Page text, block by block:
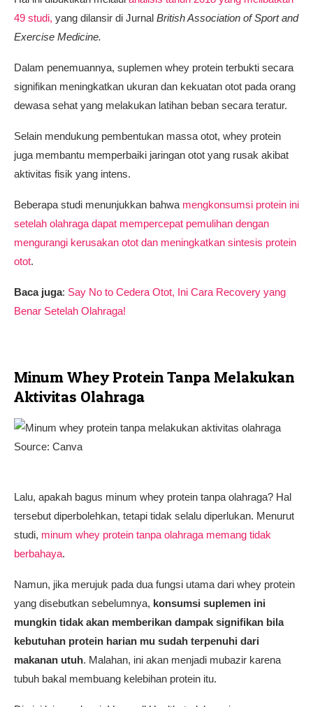
49 studi, yang dilansir di Jurnal British Association of Sport and
Exercise Medicine.
Dalam penemuannya, suplemen whey protein terbukti secara
signifikan meningkatkan ukuran dan kekuatan otot pada orang
dewasa sehat yang melakukan latihan beban secara teratur.
Selain mendukung pembentukan massa otot, whey protein
juga membantu memperbaiki jaringan otot yang rusak akibat
aktivitas fisik yang intens.
Beberapa studi menunjukkan bahwa mengkonsumsi protein ini
setelah olahraga dapat mempercepat pemulihan dengan
mengurangi kerusakan otot dan meningkatkan sintesis protein
otot.
Baca juga: Say No to Cedera Otot, Ini Cara Recovery yang
Benar Setelah Olahraga!
Minum Whey Protein Tanpa Melakukan
Aktivitas Olahraga
Source: Canva
Lalu, apakah bagus minum whey protein tanpa olahraga? Hal
tersebut diperbolehkan, tetapi tidak selalu diperlukan. Menurut
studi, minum whey protein tanpa olahraga memang tidak
berbahaya.
Namun, jika merujuk pada dua fungsi utama dari whey protein
yang disebutkan sebelumnya, konsumsi suplemen ini
mungkin tidak akan memberikan dampak signifikan bila
kebutuhan protein harian mu sudah terpenuhi dari
makanan utuh. Malahan, ini akan menjadi mubazir karena
tubuh bakal membuang kelebihan protein itu.